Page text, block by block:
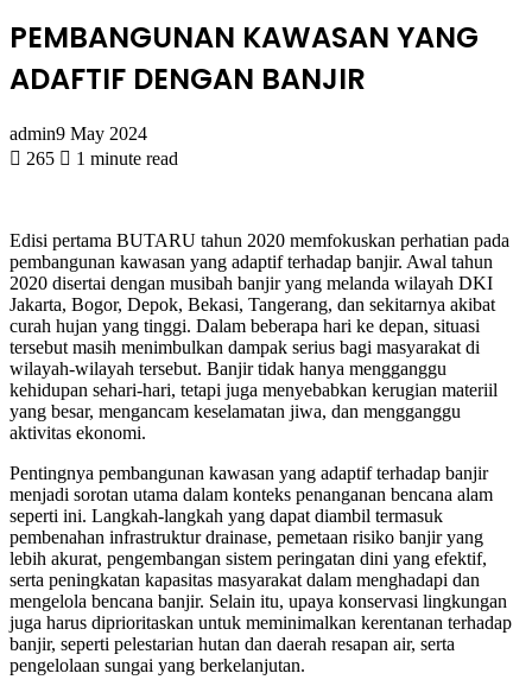
PEMBANGUNAN KAWASAN YANG
ADAFTIF DENGAN BANJIR
admin9 May 2024
265
1 minute read
Edisi pertama BUTARU tahun 2020 memfokuskan perhatian pada
pembangunan kawasan yang adaptif terhadap banjir. Awal tahun
2020 disertai dengan musibah banjir yang melanda wilayah DKI
Jakarta, Bogor, Depok, Bekasi, Tangerang, dan sekitarnya akibat
curah hujan yang tinggi. Dalam beberapa hari ke depan, situasi
tersebut masih menimbulkan dampak serius bagi masyarakat di
wilayah-wilayah tersebut. Banjir tidak hanya mengganggu
kehidupan sehari-hari, tetapi juga menyebabkan kerugian materiil
yang besar, mengancam keselamatan jiwa, dan mengganggu
aktivitas ekonomi.
Pentingnya pembangunan kawasan yang adaptif terhadap banjir
menjadi sorotan utama dalam konteks penanganan bencana alam
seperti ini. Langkah-langkah yang dapat diambil termasuk
pembenahan infrastruktur drainase, pemetaan risiko banjir yang
lebih akurat, pengembangan sistem peringatan dini yang efektif,
serta peningkatan kapasitas masyarakat dalam menghadapi dan
mengelola bencana banjir. Selain itu, upaya konservasi lingkungan
juga harus diprioritaskan untuk meminimalkan kerentanan terhadap
banjir, seperti pelestarian hutan dan daerah resapan air, serta
pengelolaan sungai yang berkelanjutan.